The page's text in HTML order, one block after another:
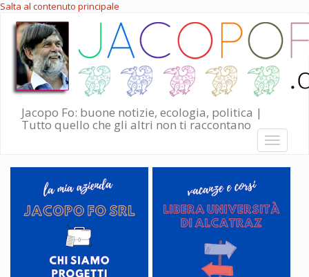
Salta al contenuto principale
Jacopo Fo: buone notizie, ecologia, politica |
Tutto quello che gli altri non ti raccontano
Toggle